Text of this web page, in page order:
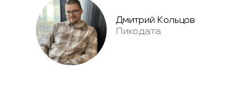
Дмитрий Кольцов
Пикодата